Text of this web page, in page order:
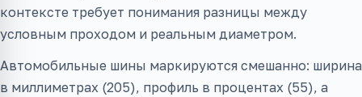
контексте требует понимания разницы между
условным проходом и реальным диаметром.
Автомобильные шины маркируются смешанно: ширина
в миллиметрах (205), профиль в процентах (55), а